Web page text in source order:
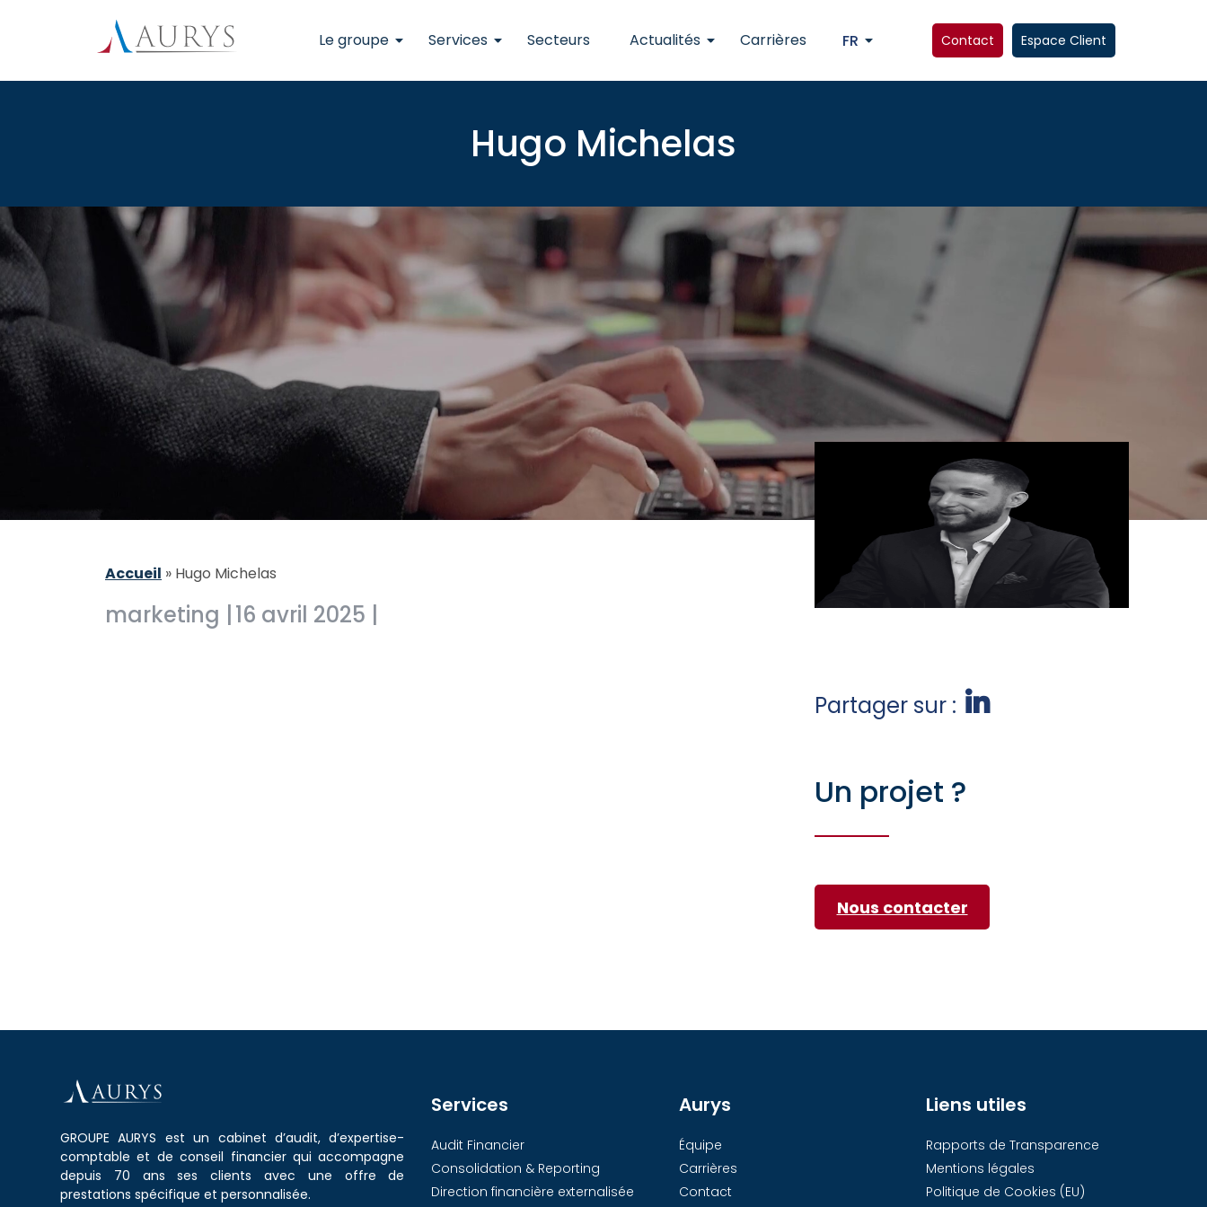
Le groupe Services Secteurs Actualités Carrières FR Contact Espace Client
Hugo Michelas
Accueil » Hugo Michelas
marketing |16 avril 2025 |
Partager sur :
Un projet ?
Nous contacter
GROUPE AURYS est un cabinet d’audit, d’expertise-
comptable et de conseil financier qui accompagne
depuis 70 ans ses clients avec une offre de
prestations spécifique et personnalisée.
Services
Audit Financier
Consolidation & Reporting
Direction financière externalisée
Aurys
Équipe
Carrières
Contact
Liens utiles
Rapports de Transparence
Mentions légales
Politique de Cookies (EU)